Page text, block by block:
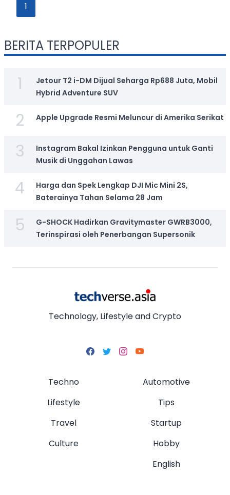
1
BERITA TERPOPULER
1
Jetour T2 i-DM Dijual Seharga Rp688 Juta, Mobil
Hybrid Adventure SUV
2 Apple Upgrade Resmi Meluncur di Amerika Serikat
3
Instagram Bakal Izinkan Pengguna untuk Ganti
Musik di Unggahan Lawas
4
Harga dan Spek Lengkap DJI Mic Mini 2S,
Baterainya Tahan Selama 28 Jam
5
G-SHOCK Hadirkan Gravitymaster GWRB3000,
Terinspirasi oleh Penerbangan Supersonik
Technology, Lifestyle and Crypto
Techno
Lifestyle
Travel
Culture
Automotive
Tips
Startup
Hobby
English